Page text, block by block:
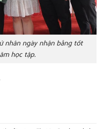
nhân ngày nhận bằng tốt
học tập.